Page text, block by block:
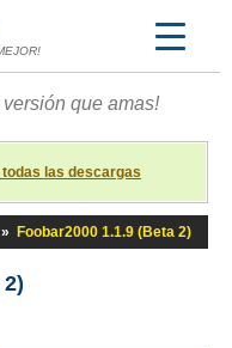
que amas!
todas las descargas
» Foobar2000 1.1.9 (Beta 2)